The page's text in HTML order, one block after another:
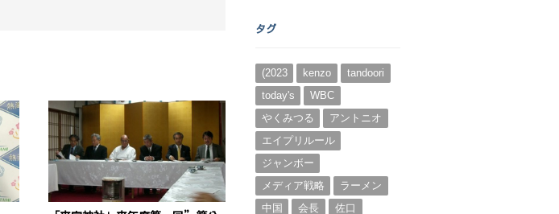
カ
ブ
タグ
(2023 kenzo
tandoori
today's
WBC
やくみつる
アントニオ
エイプリルール
ジャンボー
メディア戦略
ラーメン
中国
会長
佐口